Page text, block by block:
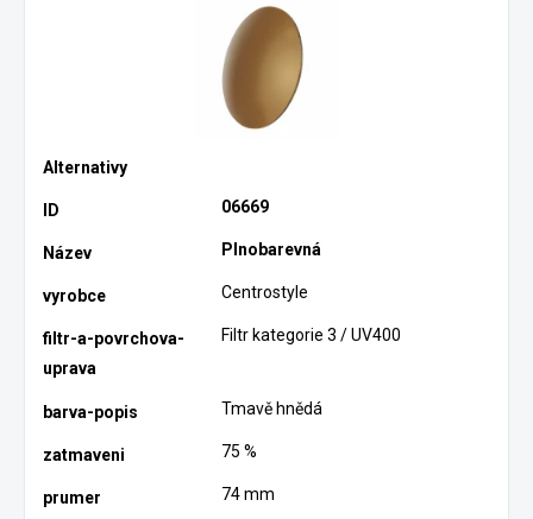
06669
Plnobarevná
Centrostyle
Filtr kategorie 3 / UV400
Tmavě hnědá
75 %
74 mm